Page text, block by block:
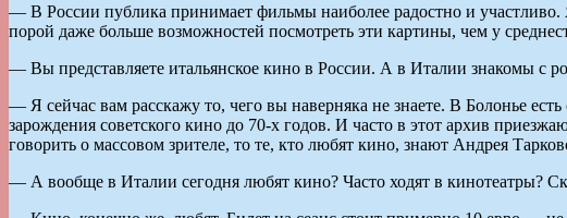
— В России публика принимает фильмы наиболее радостно и
порой даже больше возможностей посмотреть эти картины, чем у
— Вы представляете итальянское кино в России. А в Италии знакомы с
— Я сейчас вам расскажу то, чего вы наверняка не знаете. В Болонье
зарождения советского кино до 70-х годов. И часто в этот архив
говорить о массовом зрителе, то те, кто любят кино, знают Андрея
— А вообще в Италии сегодня любят кино? Часто ходят в кинотеатры?